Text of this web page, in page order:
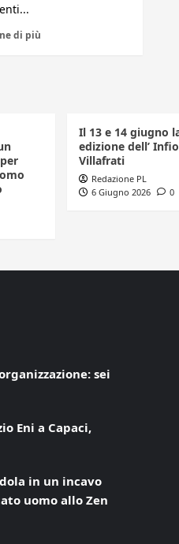
di più
Il 13 e 14 giugno
edizione dell’
Villafrati
Redazione PL
6 Giugno 2026
0
sei
Eni a Capaci,
in un incavo
uomo allo Zen